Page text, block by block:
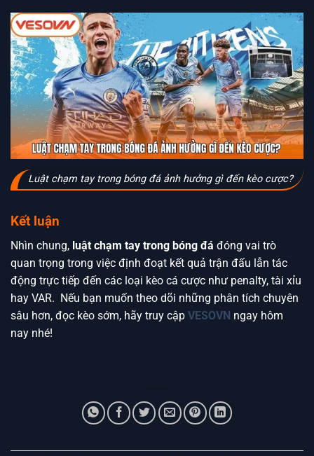
Luật chạm tay trong bóng đá ảnh hưởng gì đến kèo cược?
Kết luận
Nhìn chung, luật chạm tay trong bóng đá đóng vai trò
quan trọng trong việc định đoạt kết quả trận đấu lẫn tác
động trực tiếp đến các loại kèo cá cược như penalty, tài xỉu
hay VAR. Nếu bạn muốn theo dõi những phân tích chuyên
sâu hơn, đọc kèo sớm, hãy truy cập VESOVN ngay hôm
nay nhé!